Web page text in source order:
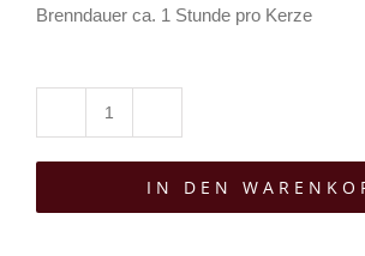
Brenndauer ca. 1 Stunde pro Kerze
of
Equinox
IN DEN